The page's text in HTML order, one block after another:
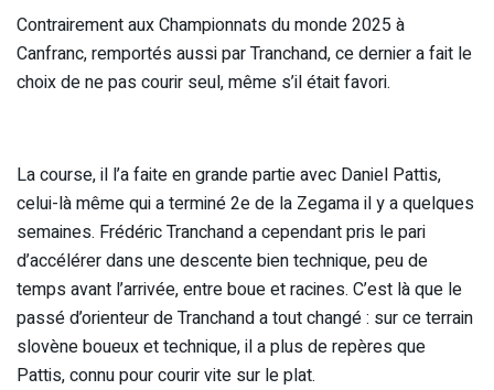
Contrairement aux Championnats du monde 2025 à
Canfranc, remportés aussi par Tranchand, ce dernier a fait le
choix de ne pas courir seul, même s’il était favori.
La course, il l’a faite en grande partie avec Daniel Pattis,
celui-là même qui a terminé 2e de la Zegama il y a quelques
semaines. Frédéric Tranchand a cependant pris le pari
d’accélérer dans une descente bien technique, peu de
temps avant l’arrivée, entre boue et racines. C’est là que le
passé d’orienteur de Tranchand a tout changé : sur ce terrain
slovène boueux et technique, il a plus de repères que
Pattis, connu pour courir vite sur le plat.